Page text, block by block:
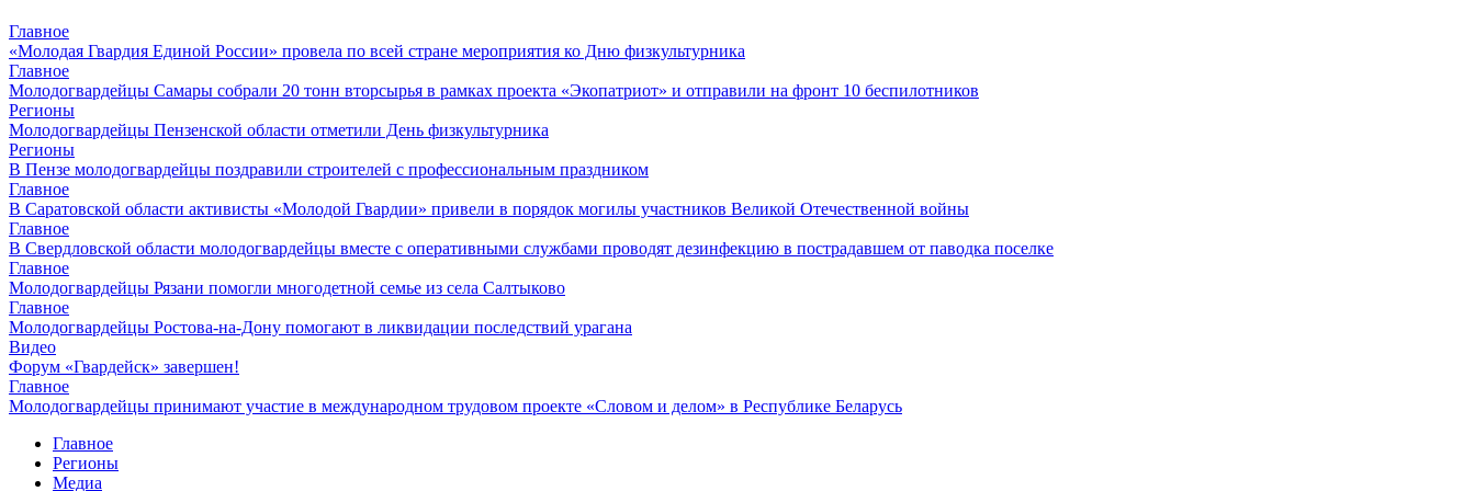
Главное
«Молодая Гвардия Единой России» провела по всей стране мероприятия ко Дню физкультурника
Главное
Молодогвардейцы Самары собрали 20 тонн вторсырья в рамках проекта «Экопатриот» и отправили на фронт 10 беспилотников
Регионы
Молодогвардейцы Пензенской области отметили День физкультурника
Регионы
В Пензе молодогвардейцы поздравили строителей с профессиональным праздником
Главное
В Саратовской области активисты «Молодой Гвардии» привели в порядок могилы участников Великой Отечественной войны
Главное
В Свердловской области молодогвардейцы вместе с оперативными службами проводят дезинфекцию в пострадавшем от паводка поселке
Главное
Молодогвардейцы Рязани помогли многодетной семье из села Салтыково
Главное
Молодогвардейцы Ростова-на-Дону помогают в ликвидации последствий урагана
Видео
Форум «Гвардейск» завершен!
Главное
Молодогвардейцы принимают участие в международном трудовом проекте «Словом и делом» в Республике Беларусь
Главное
Регионы
Медиа